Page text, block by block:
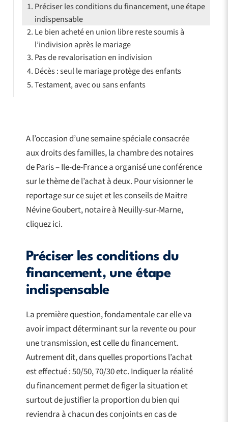
A l’occasion d’une semaine spéciale consacrée
aux droits des familles, la chambre des notaires
de Paris – Ile-de-France a organisé une conférence
sur le thème de l’achat à deux. Pour visionner le
reportage sur ce sujet et les conseils de Maitre
Névine Goubert, notaire à Neuilly-sur-Marne,
cliquez ici.
Préciser les conditions du
financement, une étape
indispensable
La première question, fondamentale car elle va
avoir impact déterminant sur la revente ou pour
une transmission, est celle du financement.
Autrement dit, dans quelles proportions l’achat
est effectué : 50/50, 70/30 etc. Indiquer la réalité
du financement permet de figer la situation et
surtout de justifier la proportion du bien qui
reviendra à chacun des conjoints en cas de
Préciser les conditions du financement, une étape
indispensable
Le bien acheté en union libre reste soumis à
l’indivision après le mariage
Pas de revalorisation en indivision
Décès : seul le mariage protège des enfants
Testament, avec ou sans enfants